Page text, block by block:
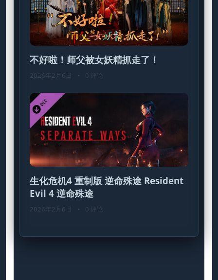
不好啦！师父被女妖精抓走了！
2026年2月6日 • 0 评论
生化危机4 重制版 逆命殊途 Resident
Evil 4 逆命殊途
2026年2月6日 • 0 评论